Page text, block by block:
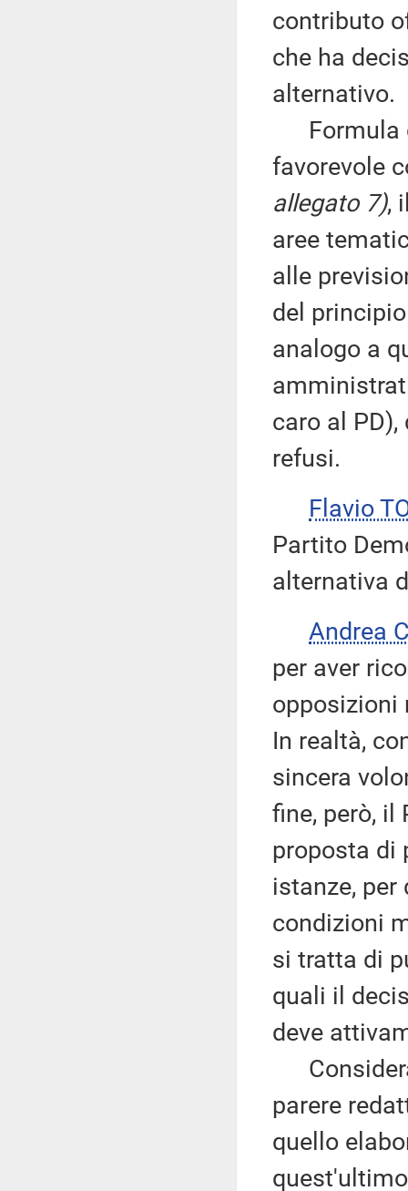
contributo
che ha
alternativo.
Formula
favorevole
allegato 7),
aree
alle
del
analogo a
caro al
refusi.
Flavio
Partito
alternativa
Andrea
per aver
opposizioni
In realtà,
sincera
fine, però, il
proposta di
istanze,
condizioni
si tratta di
quali il
deve
parere
quello